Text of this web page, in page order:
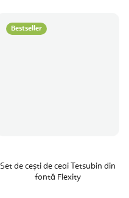
Bestseller
Set de cești de ceai Tetsubin din
fontă Flexity